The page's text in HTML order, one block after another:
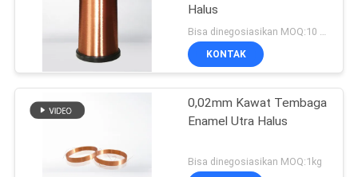
Halus
Bisa dinegosiasikan MOQ:10 Kilogram/Kilogram
KONTAK
0,02mm Kawat Tembaga
Enamel Utra Halus
Bisa dinegosiasikan MOQ:1kg